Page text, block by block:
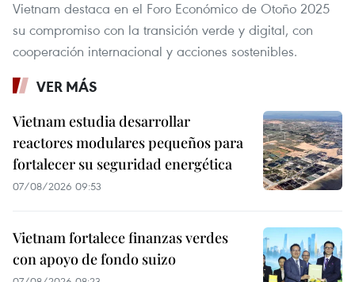
Vietnam destaca en el Foro Económico de Otoño 2025
su compromiso con la transición verde y digital, con
cooperación internacional y acciones sostenibles.
VER MÁS
Vietnam estudia desarrollar
reactores modulares pequeños para
fortalecer su seguridad energética
07/08/2026 09:53
Vietnam fortalece finanzas verdes
con apoyo de fondo suizo